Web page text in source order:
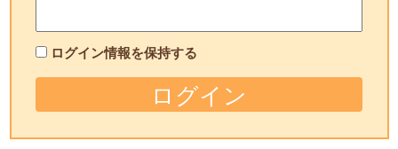
ログイン情報を保持する